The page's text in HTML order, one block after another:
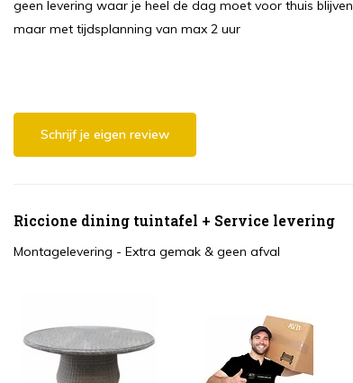
geen levering waar je heel de dag moet voor thuis blijven
maar met tijdsplanning van max 2 uur
Schrijf je eigen review
Riccione dining tuintafel + Service levering
Montagelevering - Extra gemak & geen afval